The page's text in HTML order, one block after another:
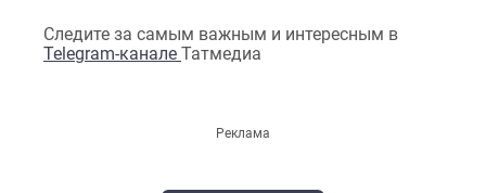
Следите за самым важным и интересным в
Telegram-канале Татмедиа
Реклама